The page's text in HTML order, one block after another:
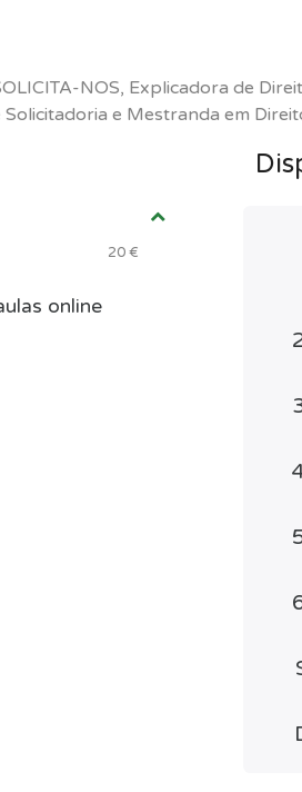
NOS, Explicadora de
Solicitadoria e Mestranda em
20 €
online